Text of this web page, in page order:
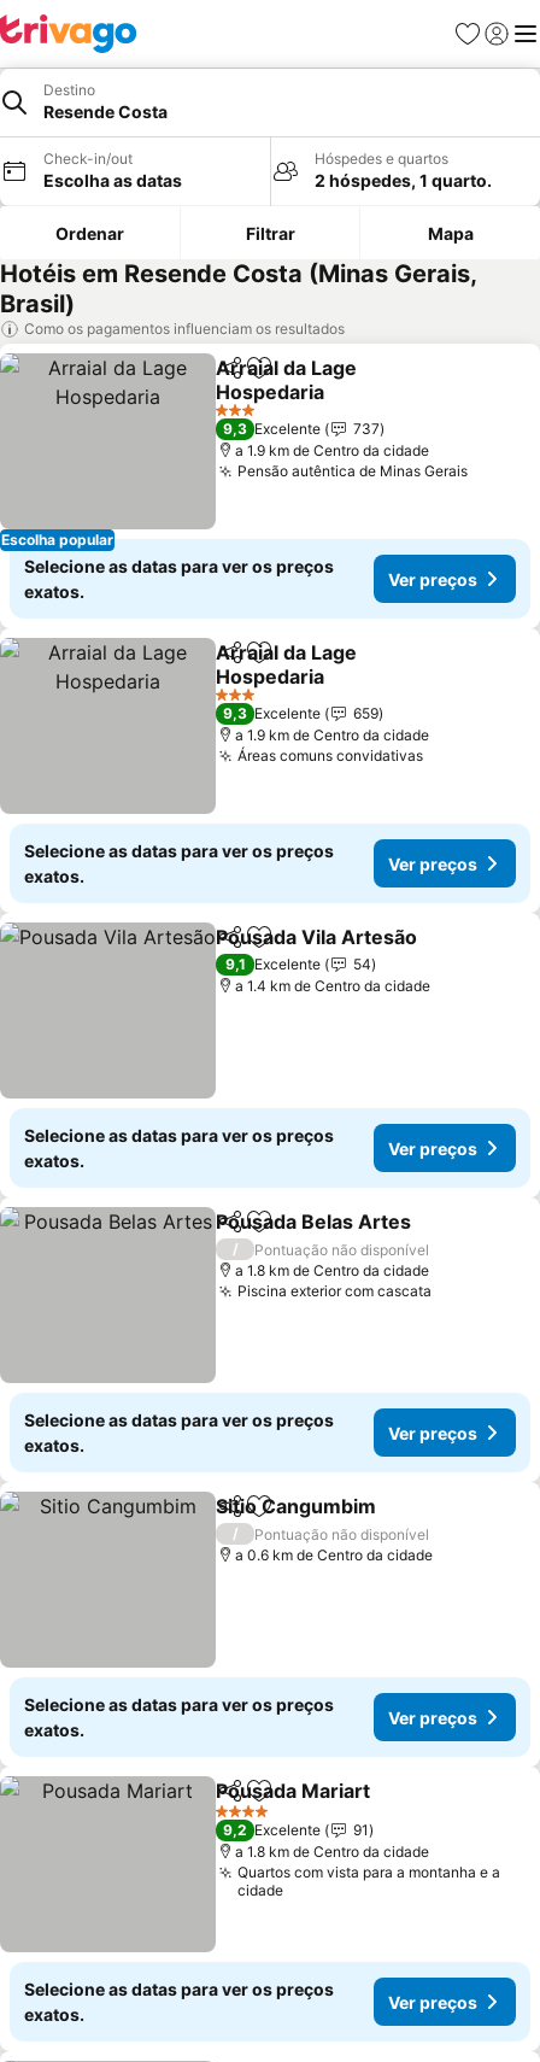
Favoritos
Iniciar
Destino
Resende Costa
Check-in/out
Escolha as datas
Hóspedes e quartos
2 hóspedes, 1 quarto.
Ordenar Filtrar Mapa
Hotéis em Resende Costa (Minas Gerais,
Brasil)
Como os pagamentos influenciam os resultados
Escolha popular
PartilharAdicionar aos favoritos
Arraial da Lage
Hospedaria
3 Estrelas
9,3 Excelente
737
a 1.9 km de Centro da cidade
Pensão autêntica de Minas Gerais
Selecione as datas para ver os preços
exatos.
Ver preços
PartilharAdicionar aos favoritos
Arraial da Lage
Hospedaria
3 Estrelas
9,3 Excelente
659
a 1.9 km de Centro da cidade
Áreas comuns convidativas
Selecione as datas para ver os preços
exatos.
Ver preços
PartilharAdicionar aos favoritos
Pousada Vila Artesão
9,1 Excelente
54
a 1.4 km de Centro da cidade
Selecione as datas para ver os preços
exatos.
Ver preços
PartilharAdicionar aos favoritos
Pousada Belas Artes
/
Pontuação não disponível
a 1.8 km de Centro da cidade
Piscina exterior com cascata
Selecione as datas para ver os preços
exatos.
Ver preços
PartilharAdicionar aos favoritos
Sitio Cangumbim
/
Pontuação não disponível
a 0.6 km de Centro da cidade
Selecione as datas para ver os preços
exatos.
Ver preços
PartilharAdicionar aos favoritos
Pousada Mariart
4 Estrelas
9,2 Excelente
91
a 1.8 km de Centro da cidade
Quartos com vista para a montanha e a
cidade
Selecione as datas para ver os preços
exatos.
Ver preços